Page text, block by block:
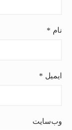
نام *
ایمیل *
وب‌سایت